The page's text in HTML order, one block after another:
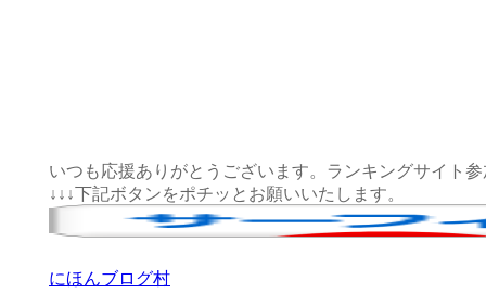
いつも応援ありがとうございます。ランキングサイト
↓↓↓下記ボタンをポチッとお願いいたします。
にほんブログ村